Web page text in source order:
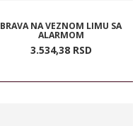
BRAVA NA VEZNOM LIMU SA
ALARMOM
3.534,38 RSD